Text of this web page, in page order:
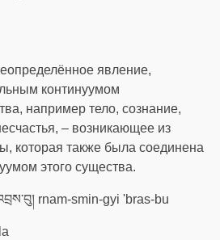
явление,
континуумом
например тело, сознание,
– возникающее из
которая также была соединена
этого существа.
rnam-smin-gyi 'bras-bu